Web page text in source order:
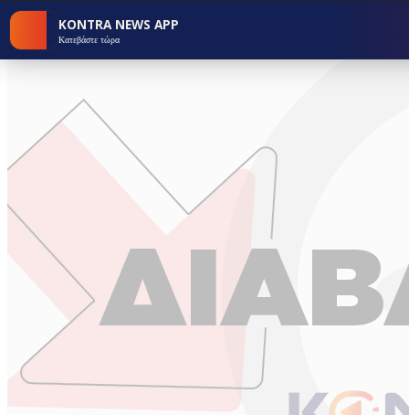
KONTRA NEWS APP
Κατεβάστε τώρα